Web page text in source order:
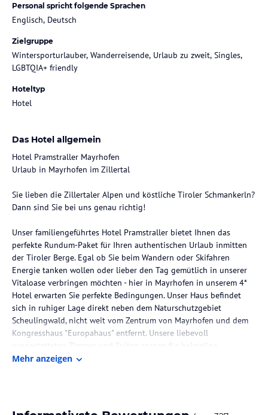
Personal spricht folgende Sprachen
Englisch, Deutsch
Zielgruppe
Wintersporturlauber, Wanderreisende, Urlaub zu zweit, Singles,
LGBTQIA+ friendly
Hoteltyp
Hotel
Das Hotel allgemein
Hotel Pramstraller Mayrhofen
Urlaub in Mayrhofen im Zillertal
Sie lieben die Zillertaler Alpen und köstliche Tiroler Schmankerln?
Dann sind Sie bei uns genau richtig!
Unser familiengeführtes Hotel Pramstraller bietet Ihnen das
perfekte Rundum-Paket für Ihren authentischen Urlaub inmitten
der Tiroler Berge. Egal ob Sie beim Wandern oder Skifahren
Energie tanken wollen oder lieber den Tag gemütlich in unserer
Vitaloase verbringen möchten - hier in Mayrhofen in unserem 4*
Hotel erwarten Sie perfekte Bedingungen. Unser Haus befindet
sich in ruhiger Lage direkt neben dem Naturschutzgebiet
Scheulingwald, nicht weit vom Zentrum von Mayrhofen und dem
Kongresshaus "Europahaus" entfernt. Unsere liebevoll
ausgestatteten Zimmer und Suiten sorgen für heimelige
Atmosphäre und bieten Ihnen einen gemütlichen und erholsamen
Restaurant „LA VITA“.
Mehr anzeigen